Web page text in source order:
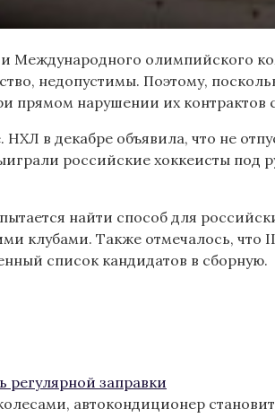
Международного олимпийского
недопустимы. Поэтому,
прямом нарушении их
в декабре объявила, что не
российские хоккеисты под
найти способ для
клубами. Также отмечалось, что
список кандидатов в сборную.
регулярной заправки
автокондиционер